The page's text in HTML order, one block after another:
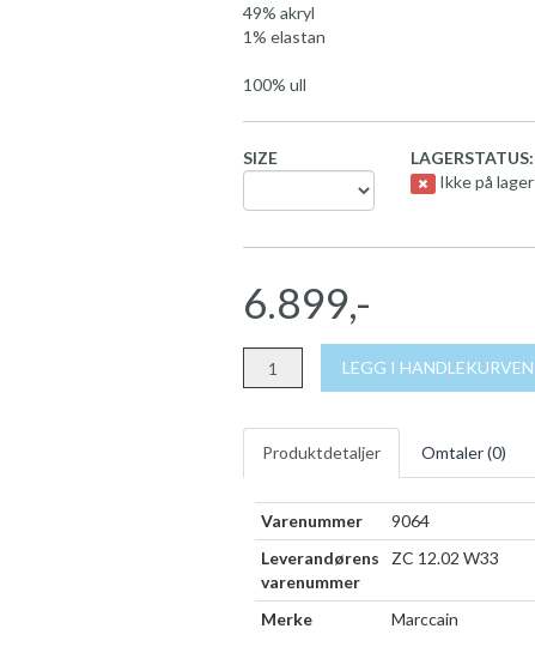
49% akryl
1% elastan
100% ull
SIZE
LAGERSTATUS:
Ikke på lager
6.899,-
LEGG I HANDLEKURVEN
Produktdetaljer Omtaler (0)
Varenummer
9064
Leverandørens
varenummer
ZC 12.02 W33
Merke Marccain